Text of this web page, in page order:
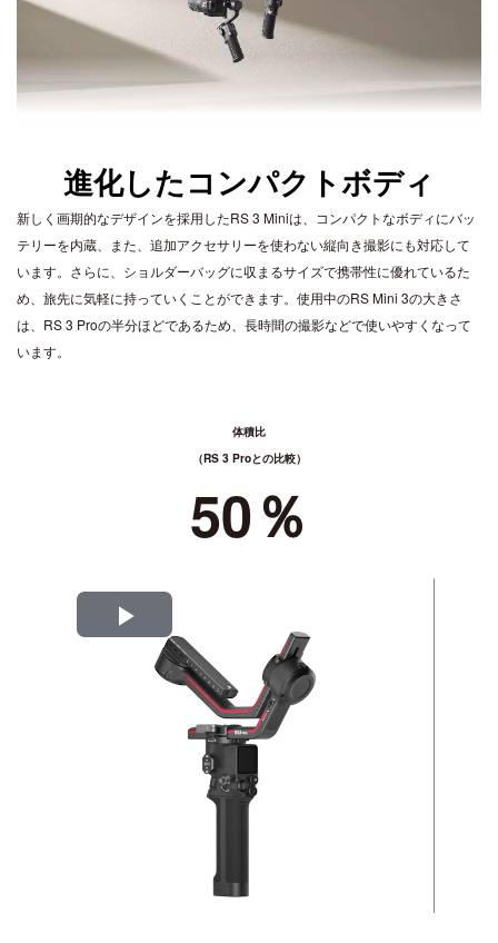
DJI POWER シリーズ
DJI POWER 2000
DJI POWER 1000 V2
DJI POWER 1000
DJI POWER 500
DJI GOGGLES N3
DJI RC MOTION 3
DJI RONIN 4D - 8K
DJI MIC シリーズ
DJI MIC 3
DJI MIC 2
DJI MIC MINI 2
DJI MIC MINI
進化したコンパクトボディ
新しく画期的なデザインを採用したRS 3 Miniは、コンパクトなボディにバッ
テリーを内蔵、また、追加アクセサリーを使わない縦向き撮影にも対応して
います。さらに、ショルダーバッグに収まるサイズで携帯性に優れているた
め、旅先に気軽に持っていくことができます。使用中のRS Mini 3の大きさ
は、RS 3 Proの半分ほどであるため、長時間の撮影などで使いやすくなって
います。
体積比
（RS 3 Proとの比較）
50％
Play
Video